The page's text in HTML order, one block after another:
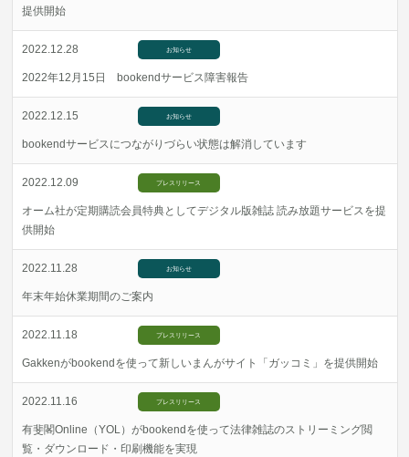
提供開始
2022.12.28 お知らせ
2022年12月15日 bookendサービス障害報告
2022.12.15 お知らせ
bookendサービスにつながりづらい状態は解消しています
2022.12.09 プレスリリース
オーム社が定期購読会員特典としてデジタル版雑誌 読み放題サービスを提
供開始
2022.11.28 お知らせ
年末年始休業期間のご案内
2022.11.18 プレスリリース
Gakkenがbookendを使って新しいまんがサイト「ガッコミ」を提供開始
2022.11.16 プレスリリース
有斐閣Online（YOL）がbookendを使って法律雑誌のストリーミング閲
覧・ダウンロード・印刷機能を実現